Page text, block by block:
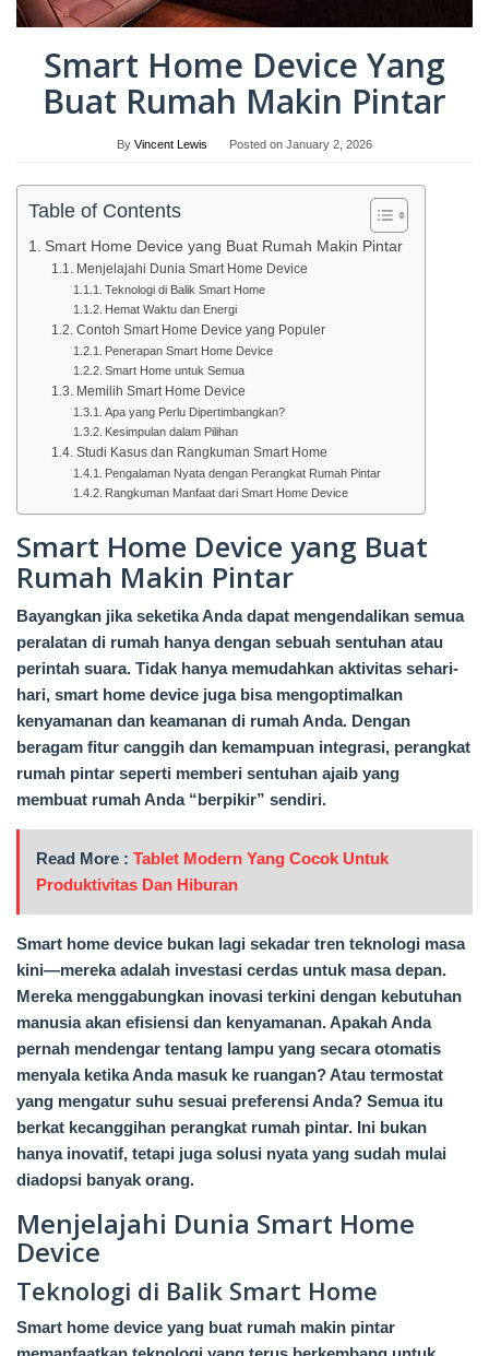
Smart Home Device Yang
Buat Rumah Makin Pintar
By Vincent Lewis Posted on January 2, 2026
Table of Contents
Smart Home Device yang Buat Rumah Makin Pintar
Menjelajahi Dunia Smart Home Device
Teknologi di Balik Smart Home
Hemat Waktu dan Energi
Contoh Smart Home Device yang Populer
Penerapan Smart Home Device
Smart Home untuk Semua
Memilih Smart Home Device
Apa yang Perlu Dipertimbangkan?
Kesimpulan dalam Pilihan
Studi Kasus dan Rangkuman Smart Home
Pengalaman Nyata dengan Perangkat Rumah Pintar
Rangkuman Manfaat dari Smart Home Device
Smart Home Device yang Buat
Rumah Makin Pintar
Bayangkan jika seketika Anda dapat mengendalikan semua
peralatan di rumah hanya dengan sebuah sentuhan atau
perintah suara. Tidak hanya memudahkan aktivitas sehari-
hari, smart home device juga bisa mengoptimalkan
kenyamanan dan keamanan di rumah Anda. Dengan
beragam fitur canggih dan kemampuan integrasi, perangkat
rumah pintar seperti memberi sentuhan ajaib yang
membuat rumah Anda “berpikir” sendiri.
Read More : Tablet Modern Yang Cocok Untuk
Produktivitas Dan Hiburan
Smart home device bukan lagi sekadar tren teknologi masa
kini—mereka adalah investasi cerdas untuk masa depan.
Mereka menggabungkan inovasi terkini dengan kebutuhan
manusia akan efisiensi dan kenyamanan. Apakah Anda
pernah mendengar tentang lampu yang secara otomatis
menyala ketika Anda masuk ke ruangan? Atau termostat
yang mengatur suhu sesuai preferensi Anda? Semua itu
berkat kecanggihan perangkat rumah pintar. Ini bukan
hanya inovatif, tetapi juga solusi nyata yang sudah mulai
diadopsi banyak orang.
Menjelajahi Dunia Smart Home
Device
Teknologi di Balik Smart Home
Smart home device yang buat rumah makin pintar